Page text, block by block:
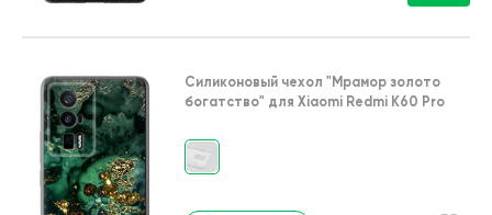
Силиконовый чехол "Мрамор золото
богатство" для Xiaomi Redmi K60 Pro